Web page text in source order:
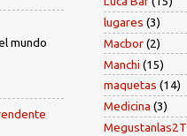
mundo
lugares (3)
Macbor(2)
Manchi (15)
maquetas (14)
Medicina (3)
Megustanlas2T